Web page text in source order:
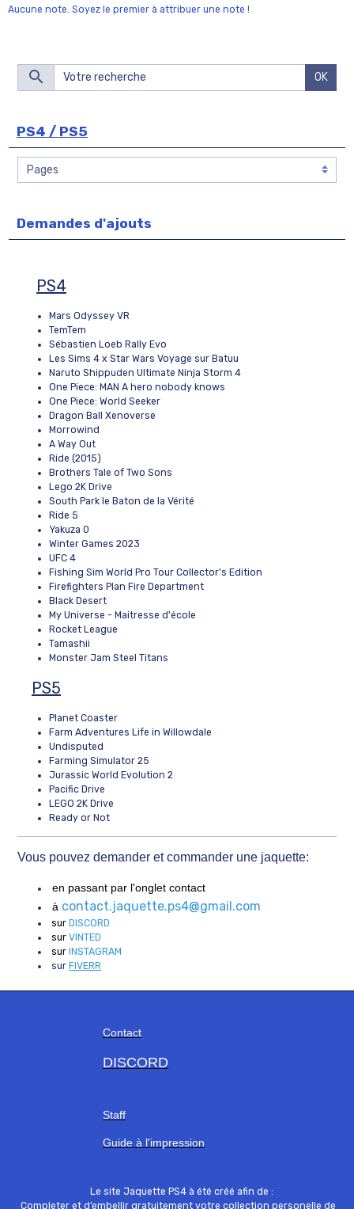
Aucune note. Soyez le premier à attribuer une note !
OK
PS4 / PS5
Demandes d'ajouts
PS4
Mars Odyssey VR
TemTem
Sébastien Loeb Rally Evo
Les Sims 4 x Star Wars Voyage sur Batuu
Naruto Shippuden Ultimate Ninja Storm 4
One Piece: MAN A hero nobody knows
One Piece: World Seeker
Dragon Ball Xenoverse
Morrowind
A Way Out
Ride (2015)
Brothers Tale of Two Sons
Lego 2K Drive
South Park le Baton de la Vérité
Ride 5
Yakuza 0
Winter Games 2023
UFC 4
Fishing Sim World Pro Tour Collector's Edition
Firefighters Plan Fire Department
Black Desert
My Universe - Maitresse d'école
Rocket League
Tamashii
Monster Jam Steel Titans
PS5
Planet Coaster
Farm Adventures Life in Willowdale
Undisputed
Farming Simulator 25
Jurassic World Evolution 2
Pacific Drive
LEGO 2K Drive
Ready or Not
Vous pouvez demander et commander une jaquette:
en passant par l'onglet contact
à contact.jaquette.ps4@gmail.com
sur DISCORD
sur VINTED
sur INSTAGRAM
sur FIVERR
Contact
DISCORD
Staff
Guide à l'impression
Le site Jaquette PS4 à été créé afin de :
Completer et d’embellir gratuitement votre collection personelle de